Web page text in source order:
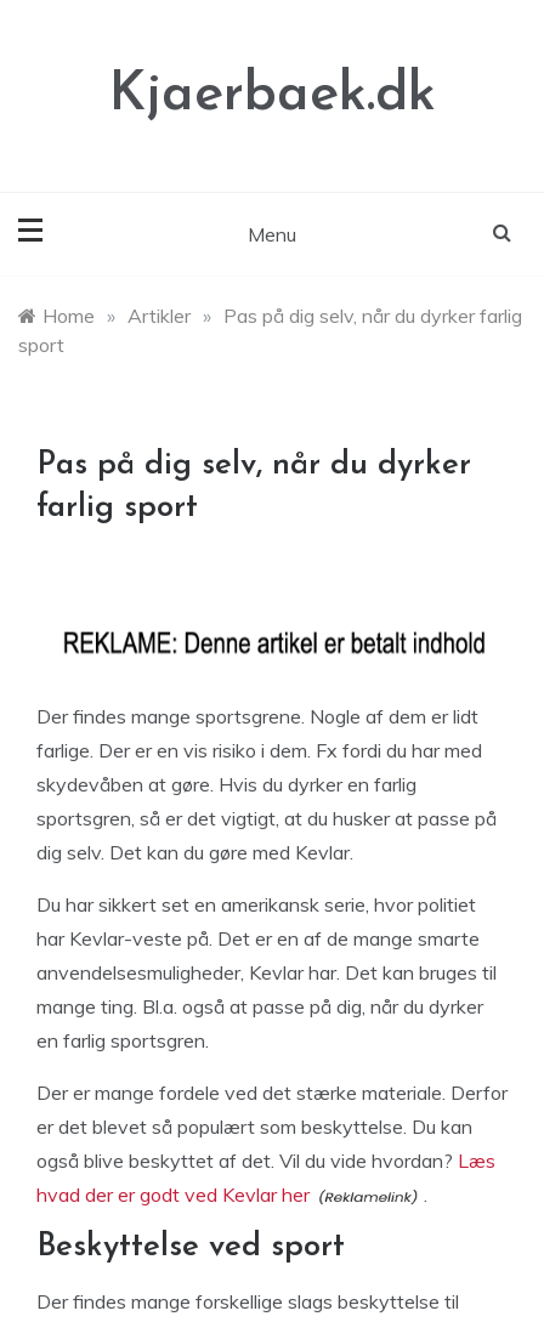
Kjaerbaek.dk
Menu
Home » Artikler » Pas på dig selv, når du dyrker farlig
sport
Pas på dig selv, når du dyrker
farlig sport
Der findes mange sportsgrene. Nogle af dem er lidt
farlige. Der er en vis risiko i dem. Fx fordi du har med
skydevåben at gøre. Hvis du dyrker en farlig
sportsgren, så er det vigtigt, at du husker at passe på
dig selv. Det kan du gøre med Kevlar.
Du har sikkert set en amerikansk serie, hvor politiet
har Kevlar-veste på. Det er en af de mange smarte
anvendelsesmuligheder, Kevlar har. Det kan bruges til
mange ting. Bl.a. også at passe på dig, når du dyrker
en farlig sportsgren.
Der er mange fordele ved det stærke materiale. Derfor
er det blevet så populært som beskyttelse. Du kan
også blive beskyttet af det. Vil du vide hvordan? Læs
hvad der er godt ved Kevlar her
.
Beskyttelse ved sport
Der findes mange forskellige slags beskyttelse til